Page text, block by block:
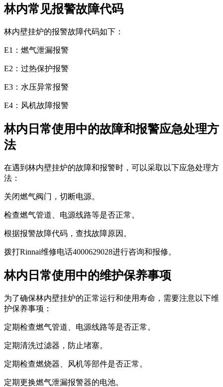
林内常见报警故障代码
林内壁挂炉的报警故障代码如下：
E1：燃气泄漏报警
E2：过热保护报警
E3：水压异常报警
E4：风机故障报警
林内日常使用中的故障和报警应急处理方
法
在遇到林内壁挂炉的故障和报警时，可以采取以下应急处理方
法：
关闭燃气阀门，切断电源。
检查燃气管道、电源线路等是否正常。
根据报警故障代码，查找故障原因。
拨打Rinnai维修电话4000629028进行咨询和报修。
林内日常使用中的维护保养事项
为了确保林内壁挂炉的正常运行和使用寿命，需要注意以下维
护保养事项：
定期检查燃气管道、电源线路等是否正常。
定期清洗过滤器，防止堵塞。
定期检查燃烧器、风机等部件是否正常。
定期更换燃气泄漏报警器的电池。